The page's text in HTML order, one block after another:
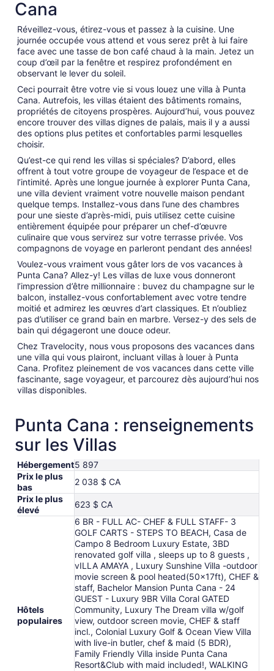
au 1
sept.
Cana
Réveillez-vous, étirez-vous et passez à la cuisine. Une
journée occupée vous attend et vous serez prêt à lui faire
face avec une tasse de bon café chaud à la main. Jetez un
coup d’œil par la fenêtre et respirez profondément en
observant le lever du soleil.
Ceci pourrait être votre vie si vous louez une villa à Punta
Cana. Autrefois, les villas étaient des bâtiments romains,
propriétés de citoyens prospères. Aujourd’hui, vous pouvez
encore trouver des villas dignes de palais, mais il y a aussi
des options plus petites et confortables parmi lesquelles
choisir.
Qu’est-ce qui rend les villas si spéciales? D’abord, elles
offrent à tout votre groupe de voyageur de l’espace et de
l’intimité. Après une longue journée à explorer Punta Cana,
une villa devient vraiment votre nouvelle maison pendant
quelque temps. Installez-vous dans l’une des chambres
pour une sieste d’après-midi, puis utilisez cette cuisine
entièrement équipée pour préparer un chef-d’œuvre
culinaire que vous servirez sur votre terrasse privée. Vos
compagnons de voyage en parleront pendant des années!
Voulez-vous vraiment vous gâter lors de vos vacances à
Punta Cana? Allez-y! Les villas de luxe vous donneront
l’impression d’être millionnaire : buvez du champagne sur le
balcon, installez-vous confortablement avec votre tendre
moitié et admirez les œuvres d’art classiques. Et n’oubliez
pas d’utiliser ce grand bain en marbre. Versez-y des sels de
bain qui dégageront une douce odeur.
Chez Travelocity, nous vous proposons des vacances dans
une villa qui vous plairont, incluant villas à louer à Punta
Cana. Profitez pleinement de vos vacances dans cette ville
fascinante, sage voyageur, et parcourez dès aujourd’hui nos
villas disponibles.
Punta Cana : renseignements
sur les Villas
Hébergement5 897
Prix le plus
bas
2 038 $ CA
Prix le plus
élevé
623 $ CA
Hôtels
populaires
6 BR - FULL AC- CHEF & FULL STAFF- 3
GOLF CARTS - STEPS TO BEACH, Casa de
Campo 8 Bedroom Luxury Estate, 3BD
renovated golf villa , sleeps up to 8 guests ,
vILLA AMAYA , Luxury Sunshine Villa -outdoor
movie screen & pool heated(50x17ft), CHEF &
staff, Bachelor Mansion Punta Cana - 24
GUEST - Luxury 9BR Villa Coral GATED
Community, Luxury The Dream villa w/golf
view, outdoor screen movie, CHEF & staff
incl., Colonial Luxury Golf & Ocean View Villa
with live-in butler, chef & maid (5 BDR),
Family Friendly Villa inside Punta Cana
Resort&Club with maid included!, WALKING